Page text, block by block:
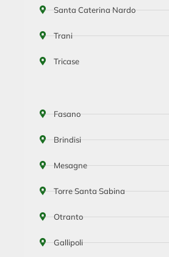
Santa Caterina Nardo
Trani
Tricase
Fasano
Brindisi
Mesagne
Torre Santa Sabina
Otranto
Gallipoli